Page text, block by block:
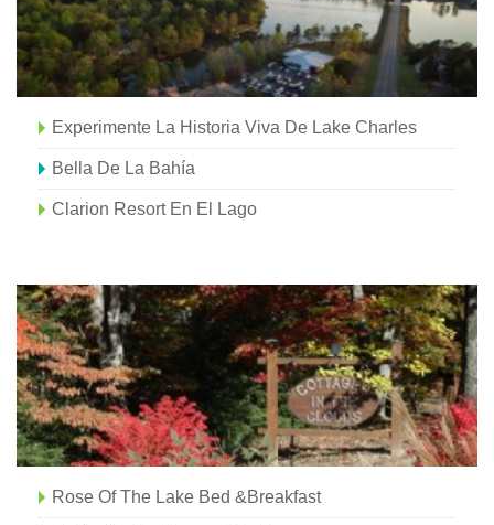
Experimente La Historia Viva De Lake Charles
Bella De La Bahía
Clarion Resort En El Lago
Rose Of The Lake Bed &Breakfast